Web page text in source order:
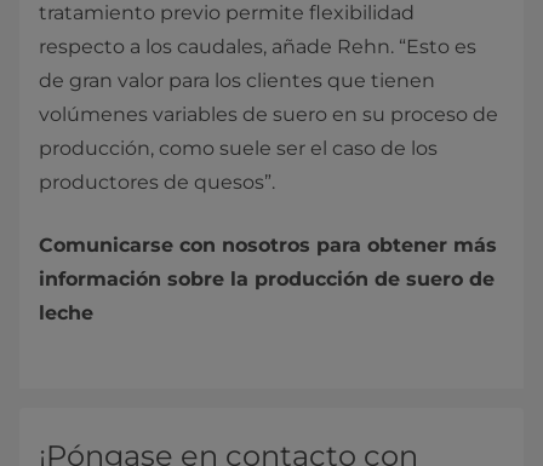
tratamiento previo permite flexibilidad
respecto a los caudales, añade Rehn. “Esto es
de gran valor para los clientes que tienen
volúmenes variables de suero en su proceso de
producción, como suele ser el caso de los
productores de quesos”.
Comunicarse con nosotros para obtener más
información sobre la producción de suero de
leche
¡Póngase en contacto con